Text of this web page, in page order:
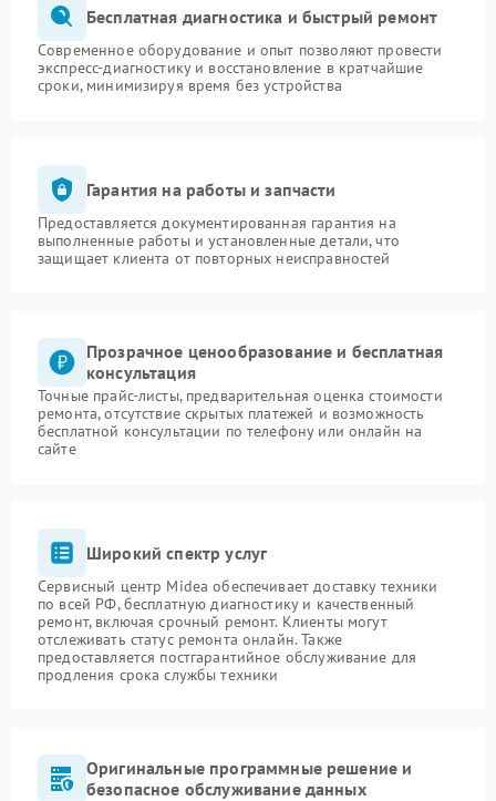
Бесплатная диагностика и быстрый ремонт
Современное оборудование и опыт позволяют провести
экспресс-диагностику и восстановление в кратчайшие
сроки, минимизируя время без устройства
Гарантия на работы и запчасти
Предоставляется документированная гарантия на
выполненные работы и установленные детали, что
защищает клиента от повторных неисправностей
Прозрачное ценообразование и бесплатная
консультация
Точные прайс-листы, предварительная оценка стоимости
ремонта, отсутствие скрытых платежей и возможность
бесплатной консультации по телефону или онлайн на
сайте
Широкий спектр услуг
Сервисный центр Midea обеспечивает доставку техники
по всей РФ, бесплатную диагностику и качественный
ремонт, включая срочный ремонт. Клиенты могут
отслеживать статус ремонта онлайн. Также
предоставляется постгарантийное обслуживание для
продления срока службы техники
Оригинальные программные решение и
безопасное обслуживание данных